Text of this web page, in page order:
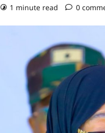
1 minute read 0